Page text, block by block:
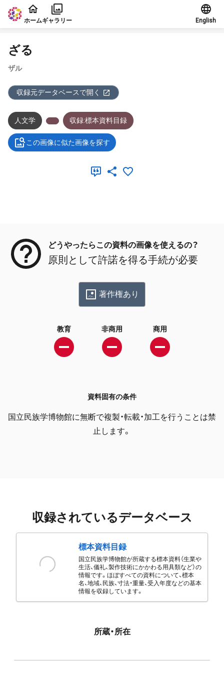
本文に飛ぶ
ホームギャラリー English
ざる
ザル
収録元データベースで開く
人文学 収録:標本資料目録
この画像に似た画像を探す
どうやったらこの資料の画像を使えるの？
原則として許諾を得る手続が必要
著作権あり
教育 非商用 商用
資料固有の条件
国立民族学博物館に無断で複製・転載・加工を行うことは禁
止します。
収録されているデータベース
標本資料目録
国立民族学博物館が所蔵する標本資料（生業や
生活、儀礼、製作技術にかかわる用具類など）の
情報です。ほぼすべての資料について、標本
名、地域、民族、寸法・重量、受入年度などの基本
情報を収録しています。
所蔵・所在